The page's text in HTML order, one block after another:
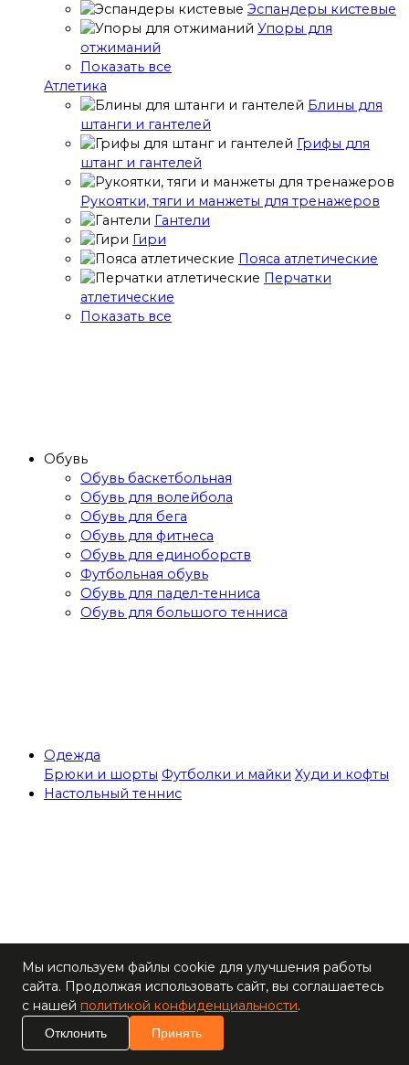
Эспандеры кистевые
Упоры для
отжиманий
Показать все
Атлетика
Блины для
штанги и гантелей
Грифы для
штанг и гантелей
Рукоятки, тяги и манжеты для тренажеров
Гантели
Гири
Пояса атлетические
Перчатки
атлетические
Показать все
Обувь
Обувь баскетбольная
Обувь для волейбола
Обувь для бега
Обувь для фитнеса
Обувь для единоборств
Футбольная обувь
Обувь для падел-тенниса
Обувь для большого тенниса
Одежда
Брюки и шорты Футболки и майки Худи и кофты
Настольный теннис
Ракетки
Накладки для
ракеток
ракеток
Мы используем файлы cookie для улучшения работы
сайта. Продолжая использовать сайт, вы соглашаетесь
с нашей политикой конфиденциальности.
Отклонить Принять